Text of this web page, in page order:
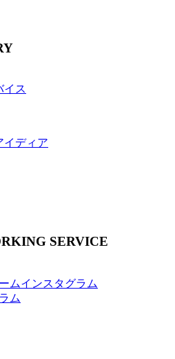
イス
イディア
SERVICE